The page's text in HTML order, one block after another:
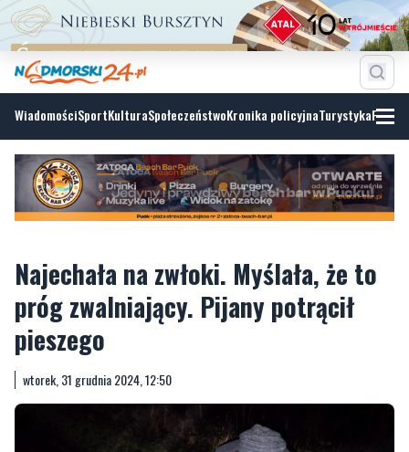
WiadomościSportKulturaSpołeczeństwoKronika policyjnaTurystyka
Najechała na zwłoki. Myślała, że to
próg zwalniający. Pijany potrącił
pieszego
wtorek, 31 grudnia 2024, 12:50